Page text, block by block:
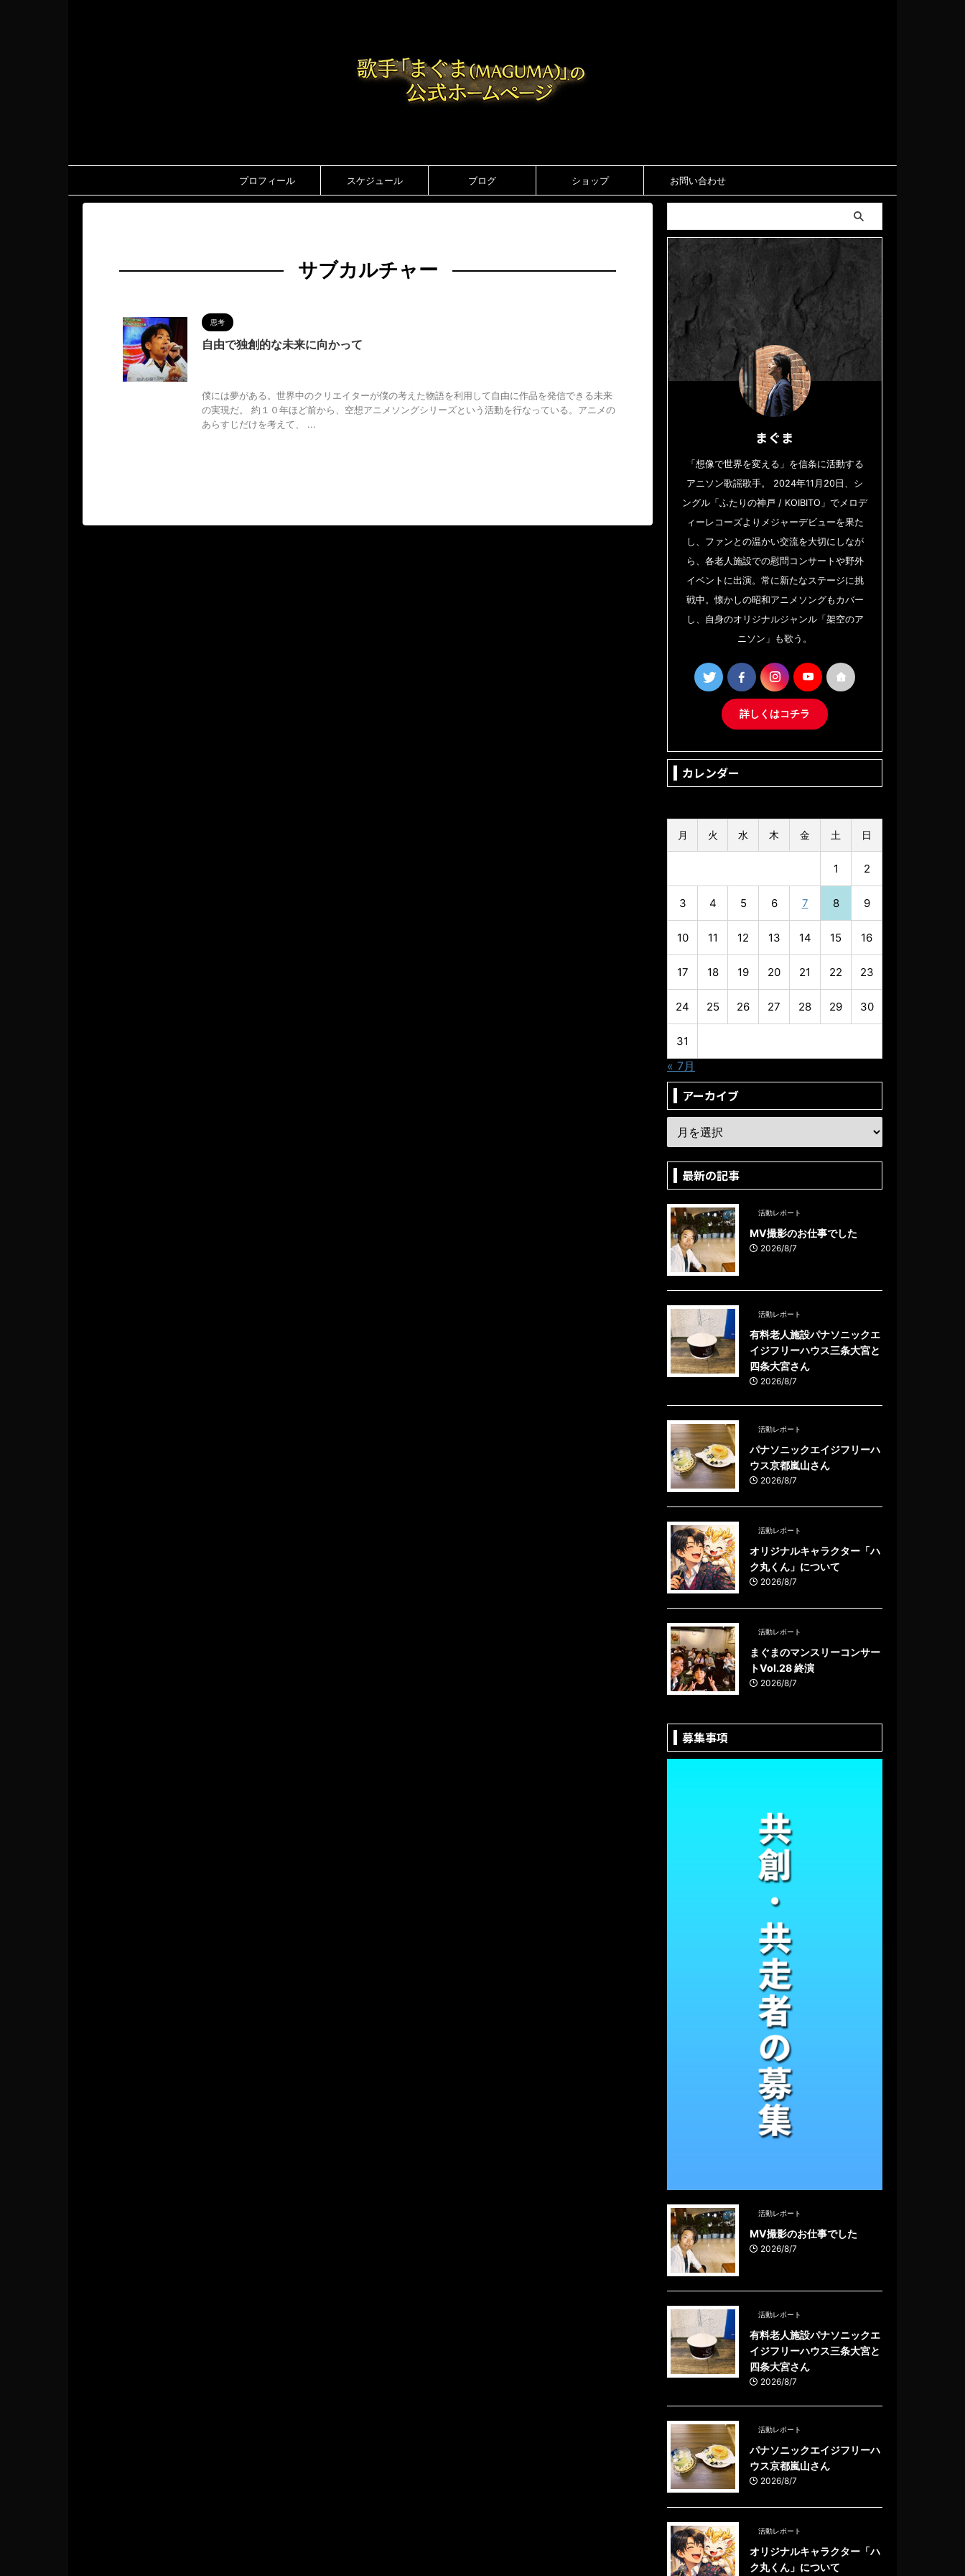
プロフィール スケジュール ブログ ショップ お問い合わせ
サブカルチャー
思考
自由で独創的な未来に向かって
僕には夢がある。世界中のクリエイターが僕の考えた物語を利用して自由に作品を発信できる未来
の実現だ。 約１０年ほど前から、空想アニメソングシリーズという活動を行なっている。アニメの
あらすじだけを考えて、 ...
まぐま
「想像で世界を変える」を信条に活動する
アニソン歌謡歌手。 2024年11月20日、シ
ングル「ふたりの神戸 / KOIBITO」でメロデ
ィーレコーズよりメジャーデビューを果た
し、ファンとの温かい交流を大切にしなが
ら、各老人施設での慰問コンサートや野外
イベントに出演。常に新たなステージに挑
戦中。懐かしの昭和アニメソングもカバー
し、自身のオリジナルジャンル「架空のア
ニソン」も歌う。
詳しくはコチラ
カレンダー
月 火 水 木 金 土 日
1 2
3 4 5 6 7 8 9
10 11 12 13 14 15 16
17 18 19 20 21 22 23
24 25 26 27 28 29 30
31
« 7月
アーカイブ
最新の記事
活動レポート
MV撮影のお仕事でした
2026/8/7
活動レポート
有料老人施設パナソニックエ
イジフリーハウス三条大宮と
四条大宮さん
2026/8/7
活動レポート
パナソニックエイジフリーハ
ウス京都嵐山さん
2026/8/7
活動レポート
オリジナルキャラクター「ハ
ク丸くん」について
2026/8/7
活動レポート
まぐまのマンスリーコンサー
トVol.28 終演
2026/8/7
募集事項
活動レポート
MV撮影のお仕事でした
2026/8/7
活動レポート
有料老人施設パナソニックエ
イジフリーハウス三条大宮と
四条大宮さん
2026/8/7
活動レポート
パナソニックエイジフリーハ
ウス京都嵐山さん
2026/8/7
活動レポート
オリジナルキャラクター「ハ
ク丸くん」について